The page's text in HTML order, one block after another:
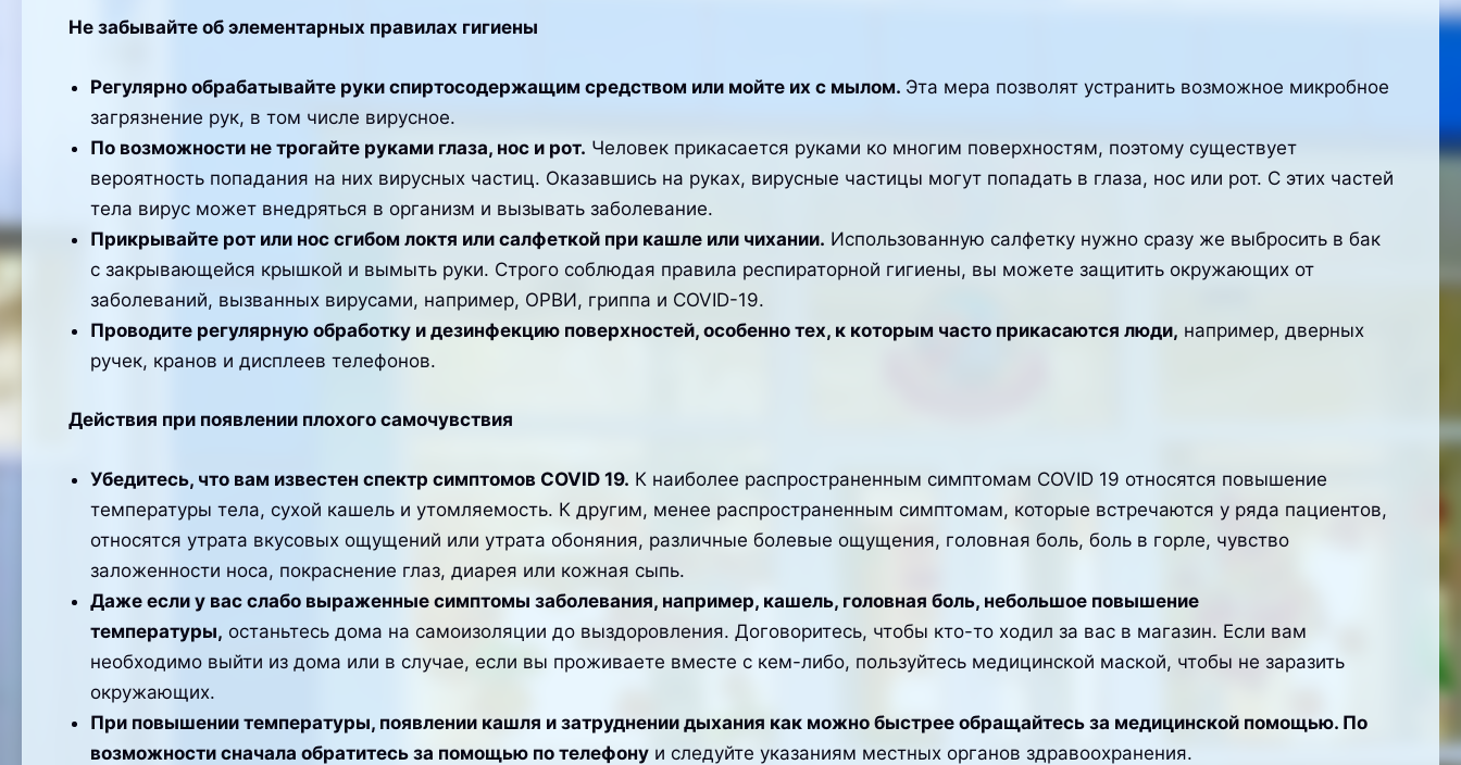
Не забывайте об элементарных правилах гигиены
Регулярно обрабатывайте руки спиртосодержащим средством или мойте их с мылом. Эта мера позволят устранить возможное микробное
загрязнение рук, в том числе вирусное.
По возможности не трогайте руками глаза, нос и рот. Человек прикасается руками ко многим поверхностям, поэтому существует
вероятность попадания на них вирусных частиц. Оказавшись на руках, вирусные частицы могут попадать в глаза, нос или рот. С этих частей
тела вирус может внедряться в организм и вызывать заболевание.
Прикрывайте рот или нос сгибом локтя или салфеткой при кашле или чихании. Использованную салфетку нужно сразу же выбросить в бак
с закрывающейся крышкой и вымыть руки. Строго соблюдая правила респираторной гигиены, вы можете защитить окружающих от
заболеваний, вызванных вирусами, например, ОРВИ, гриппа и COVID-19.
Проводите регулярную обработку и дезинфекцию поверхностей, особенно тех, к которым часто прикасаются люди, например, дверных
ручек, кранов и дисплеев телефонов.
Действия при появлении плохого самочувствия
Убедитесь, что вам известен спектр симптомов COVID 19. К наиболее распространенным симптомам COVID 19 относятся повышение
температуры тела, сухой кашель и утомляемость. К другим, менее распространенным симптомам, которые встречаются у ряда пациентов,
относятся утрата вкусовых ощущений или утрата обоняния, различные болевые ощущения, головная боль, боль в горле, чувство
заложенности носа, покраснение глаз, диарея или кожная сыпь.
Даже если у вас слабо выраженные симптомы заболевания, например, кашель, головная боль, небольшое повышение
температуры, останьтесь дома на самоизоляции до выздоровления. Договоритесь, чтобы кто-то ходил за вас в магазин. Если вам
необходимо выйти из дома или в случае, если вы проживаете вместе с кем-либо, пользуйтесь медицинской маской, чтобы не заразить
окружающих.
При повышении температуры, появлении кашля и затруднении дыхания как можно быстрее обращайтесь за медицинской помощью. По
возможности сначала обратитесь за помощью по телефонуи следуйте указаниям местных органов здравоохранения.